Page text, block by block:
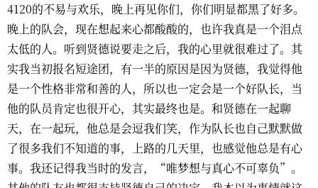
4120的不易与欢乐，晚上再见你们，你们明显都黑了好多。
晚上的队会，现在想起来心都酸酸的，也许我真是一个泪点
太低的人。听到贤德说要走之后，我的心里就很难过了。其
实我当初报名短途团，有一半的原因是因为贤德，我觉得他
是一个性格非常和善的人，所以也一定会是一个好队长，当
他的队员肯定也很开心，其实最终也是。和贤德在一起聊
天，在一起玩，他总是会逗我们笑，作为队长也自己默默做
了很多我们不知道的事，上路的几天里，也感觉他总是有心
事。我还记得我当时的发言，“唯梦想与真心不可辜负”。